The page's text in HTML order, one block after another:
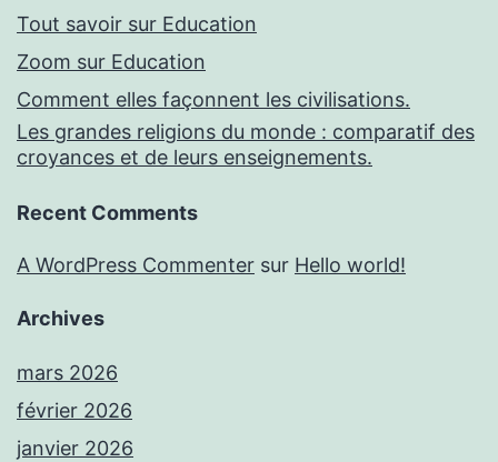
Tout savoir sur Education
Zoom sur Education
Comment elles façonnent les civilisations.
Les grandes religions du monde : comparatif des
croyances et de leurs enseignements.
Recent Comments
A WordPress Commenter sur Hello world!
Archives
mars 2026
février 2026
janvier 2026